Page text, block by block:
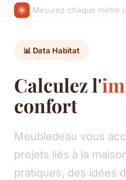
Mesurez chaque mètre
📊 Data Habitat
Calculez l'
confort
Meubledeau vous
projets liés à la
pratiques, des idées